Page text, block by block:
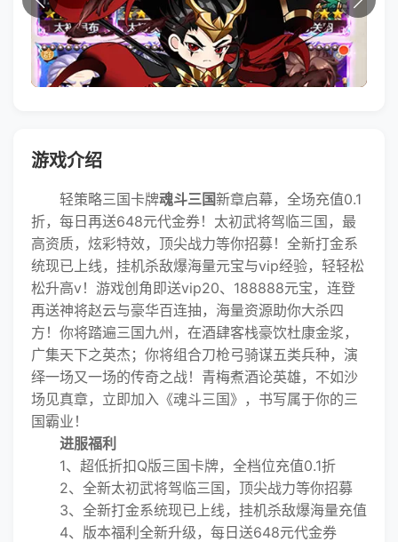
游戏介绍
轻策略三国卡牌魂斗三国新章启幕，全场充值0.1
折，每日再送648元代金券！太初武将驾临三国，最
高资质，炫彩特效，顶尖战力等你招募！全新打金系
统现已上线，挂机杀敌爆海量元宝与vip经验，轻轻松
松升高v！游戏创角即送vip20、188888元宝，连登
再送神将赵云与豪华百连抽，海量资源助你大杀四
方！你将踏遍三国九州，在酒肆客栈豪饮杜康金浆，
广集天下之英杰；你将组合刀枪弓骑谋五类兵种，演
绎一场又一场的传奇之战！青梅煮酒论英雄，不如沙
场见真章，立即加入《魂斗三国》，书写属于你的三
国霸业！
进服福利
1、超低折扣Q版三国卡牌，全档位充值0.1折
2、全新太初武将驾临三国，顶尖战力等你招募
3、全新打金系统现已上线，挂机杀敌爆海量充值
4、版本福利全新升级，每日送648元代金券